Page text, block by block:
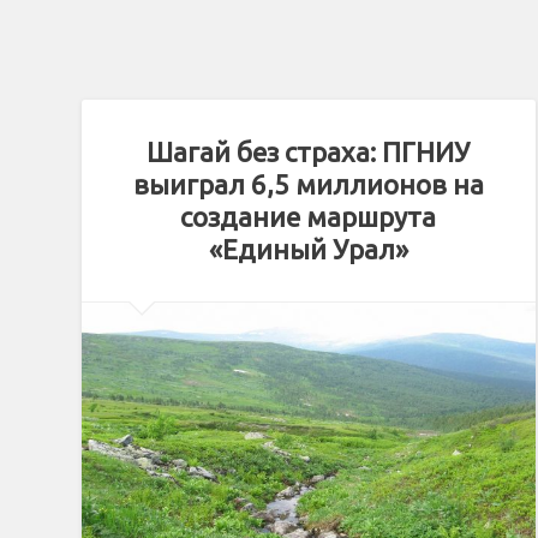
Шагай без страха: ПГНИУ
выиграл 6,5 миллионов на
создание маршрута
«Единый Урал»